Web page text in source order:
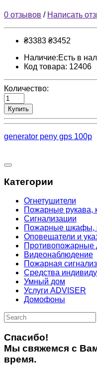
0 отзывов / Написать
₴3383 ₴3452
Наличие:Есть в
Код товара: 12406
Количество:
Купить
generator peny gps 100p
Категории
Огнетушители
Пожарные рукава,
Сигнализации
Пожарные шкафы,
Оповещатели и
Противопожарные
Видеонаблюдение
Пожарная
Средства
Умный дом
Услуги ADVISER
Домофоны
Спасибо!
Мы свяжемся с
время.